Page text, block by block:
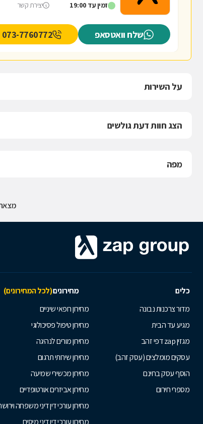
זמין עד 19:00 יצירת קשר
שלח וואטסאפ 073-7760772
על השירות
הצג חוות דעת גולשים
מפה
כלים מחירונים(לכל המחירונים)
מדור צרכנות נבונה
מגיע עד הבית
מגזין zap דפי זהב
עסקים מומלצים (עסק זהב)
הוסף עסק בחינם
מספרי חירום
מחירון רופאי שיניים
מחירון טיפול פסיכולוגי
מחירון מורים לנהיגה
מחירון שירותי תרגום
מחירון מכשירי שמיעה
מחירון אביזרים אורטופדיים
מחירון עורכי דין דיני משפחה
מחירון עורכי דין דיני מיסים